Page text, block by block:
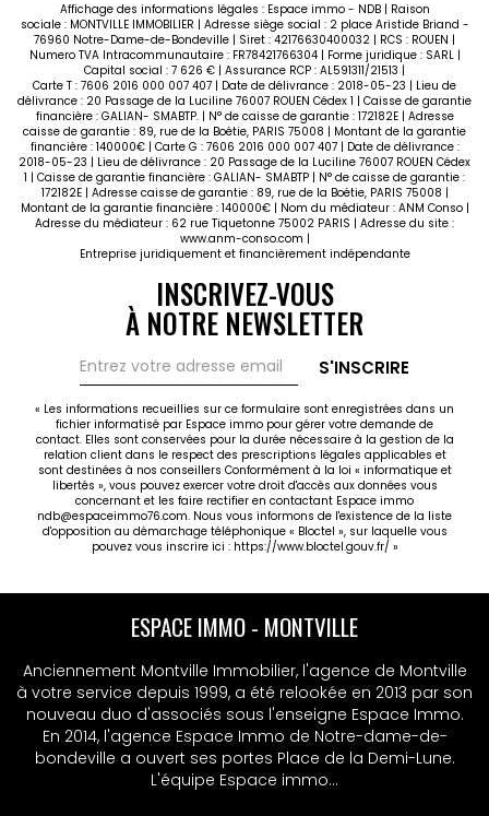
Affichage des informations légales : Espace immo - NDB | Raison
sociale : MONTVILLE IMMOBILIER | Adresse siège social : 2 place Aristide Briand -
76960 Notre-Dame-de-Bondeville | Siret : 42176630400032 | RCS : ROUEN |
Numero TVA Intracommunautaire : FR78421766304 | Forme juridique : SARL |
Capital social : 7 626 € | Assurance RCP : AL591311/21513 |
Carte T : 7606 2016 000 007 407 | Date de délivrance : 2018-05-23 | Lieu de
délivrance : 20 Passage de la Luciline 76007 ROUEN Cédex 1 | Caisse de garantie
financière : GALIAN- SMABTP. | N° de caisse de garantie : 172182E | Adresse
caisse de garantie : 89, rue de la Boétie, PARIS 75008 | Montant de la garantie
financière : 140000€ | Carte G : 7606 2016 000 007 407 | Date de délivrance :
2018-05-23 | Lieu de délivrance : 20 Passage de la Luciline 76007 ROUEN Cédex
1 | Caisse de garantie financière : GALIAN- SMABTP | N° de caisse de garantie :
172182E | Adresse caisse de garantie : 89, rue de la Boétie, PARIS 75008 |
Montant de la garantie financière : 140000€ | Nom du médiateur : ANM Conso |
Adresse du médiateur : 62 rue Tiquetonne 75002 PARIS | Adresse du site :
www.anm-conso.com |
Entreprise juridiquement et financièrement indépendante
INSCRIVEZ-VOUS
À NOTRE NEWSLETTER
S'INSCRIRE
« Les informations recueillies sur ce formulaire sont enregistrées dans un
fichier informatisé par Espace immo pour gérer votre demande de
contact. Elles sont conservées pour la durée nécessaire à la gestion de la
relation client dans le respect des prescriptions légales applicables et
sont destinées à nos conseillers Conformément à la loi « informatique et
libertés », vous pouvez exercer votre droit d'accès aux données vous
concernant et les faire rectifier en contactant Espace immo
ndb@espaceimmo76.com. Nous vous informons de l'existence de la liste
d'opposition au démarchage téléphonique « Bloctel », sur laquelle vous
pouvez vous inscrire ici : https://www.bloctel.gouv.fr/ »
ESPACE IMMO - MONTVILLE
Anciennement Montville Immobilier, l'agence de Montville
à votre service depuis 1999, a été relookée en 2013 par son
nouveau duo d'associés sous l'enseigne Espace Immo.
En 2014, l'agence Espace Immo de Notre-dame-de-
bondeville a ouvert ses portes Place de la Demi-Lune.
L'équipe Espace immo...